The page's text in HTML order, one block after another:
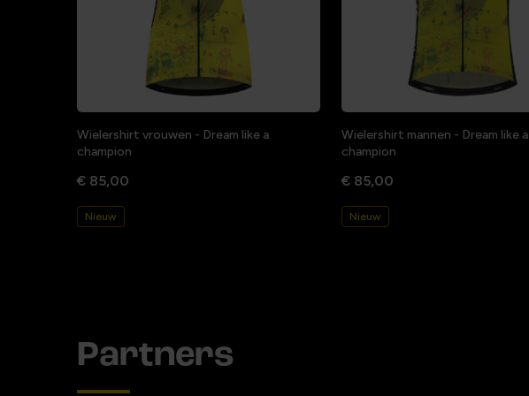
Wielershirt vrouwen - Dream like a
champion
€ 85,00
Nieuw
Wielershirt mannen - Dream like a
champion
€ 85,00
Nieuw
Partners